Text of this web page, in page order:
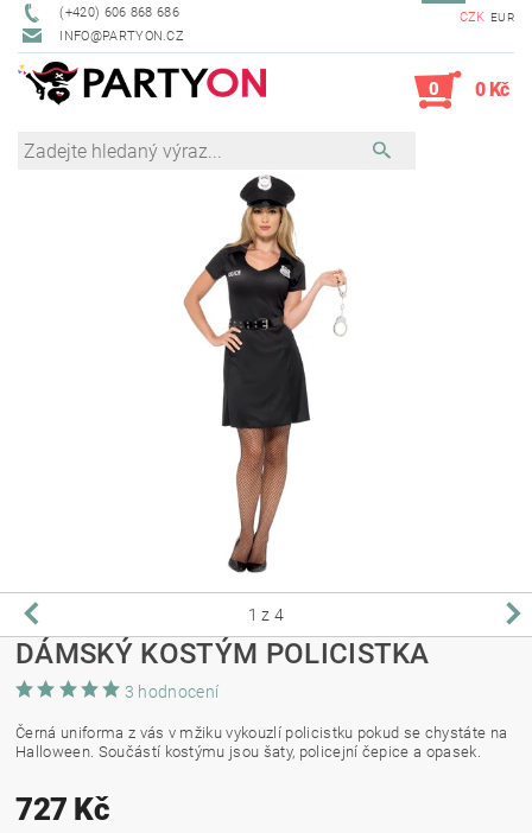
(+420) 606 868 686
INFO@PARTYON.CZ
CZK EUR
0 0 Kč
1 z 4
DÁMSKÝ KOSTÝM POLICISTKA
3 hodnocení
Černá uniforma z vás v mžiku vykouzlí policistku pokud se chystáte na
Halloween. Součástí kostýmu jsou šaty, policejní čepice a opasek.
727 Kč